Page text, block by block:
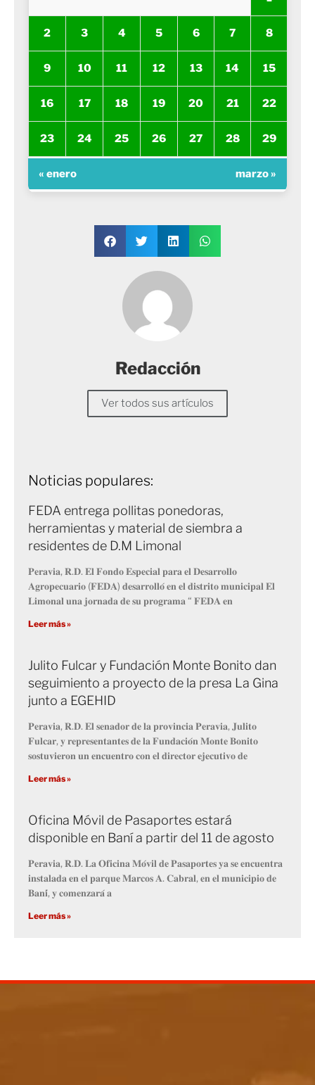
2 3 4 5 6 7 8
9 10 11 12 13 14 15
16 17 18 19 20 21 22
23 24 25 26 27 28 29
« enero marzo »
Redacción
Ver todos sus artículos
Noticias populares:
FEDA entrega pollitas ponedoras,
herramientas y material de siembra a
residentes de D.M Limonal
𝐏𝐞𝐫𝐚𝐯𝐢𝐚, 𝐑.𝐃. 𝐄𝐥 𝐅𝐨𝐧𝐝𝐨 𝐄𝐬𝐩𝐞𝐜𝐢𝐚𝐥 𝐩𝐚𝐫𝐚 𝐞𝐥 𝐃𝐞𝐬𝐚𝐫𝐫𝐨𝐥𝐥𝐨
𝐀𝐠𝐫𝐨𝐩𝐞𝐜𝐮𝐚𝐫𝐢𝐨 (𝐅𝐄𝐃𝐀) 𝐝𝐞𝐬𝐚𝐫𝐫𝐨𝐥𝐥𝐨́ 𝐞𝐧 𝐞𝐥 𝐝𝐢𝐬𝐭𝐫𝐢𝐭𝐨 𝐦𝐮𝐧𝐢𝐜𝐢𝐩𝐚𝐥 𝐄𝐥
𝐋𝐢𝐦𝐨𝐧𝐚𝐥 𝐮𝐧𝐚 𝐣𝐨𝐫𝐧𝐚𝐝𝐚 𝐝𝐞 𝐬𝐮 𝐩𝐫𝐨𝐠𝐫𝐚𝐦𝐚 “ 𝐅𝐄𝐃𝐀 𝐞𝐧
Leer más »
Julito Fulcar y Fundación Monte Bonito dan
seguimiento a proyecto de la presa La Gina
junto a EGEHID
𝐏𝐞𝐫𝐚𝐯𝐢𝐚, 𝐑.𝐃. 𝐄𝐥 𝐬𝐞𝐧𝐚𝐝𝐨𝐫 𝐝𝐞 𝐥𝐚 𝐩𝐫𝐨𝐯𝐢𝐧𝐜𝐢𝐚 𝐏𝐞𝐫𝐚𝐯𝐢𝐚, 𝐉𝐮𝐥𝐢𝐭𝐨
𝐅𝐮𝐥𝐜𝐚𝐫, 𝐲 𝐫𝐞𝐩𝐫𝐞𝐬𝐞𝐧𝐭𝐚𝐧𝐭𝐞𝐬 𝐝𝐞 𝐥𝐚 𝐅𝐮𝐧𝐝𝐚𝐜𝐢𝐨́𝐧 𝐌𝐨𝐧𝐭𝐞 𝐁𝐨𝐧𝐢𝐭𝐨
𝐬𝐨𝐬𝐭𝐮𝐯𝐢𝐞𝐫𝐨𝐧 𝐮𝐧 𝐞𝐧𝐜𝐮𝐞𝐧𝐭𝐫𝐨 𝐜𝐨𝐧 𝐞𝐥 𝐝𝐢𝐫𝐞𝐜𝐭𝐨𝐫 𝐞𝐣𝐞𝐜𝐮𝐭𝐢𝐯𝐨 𝐝𝐞
Leer más »
Oficina Móvil de Pasaportes estará
disponible en Baní a partir del 11 de agosto
𝐏𝐞𝐫𝐚𝐯𝐢𝐚, 𝐑.𝐃. 𝐋𝐚 𝐎𝐟𝐢𝐜𝐢𝐧𝐚 𝐌𝐨́𝐯𝐢𝐥 𝐝𝐞 𝐏𝐚𝐬𝐚𝐩𝐨𝐫𝐭𝐞𝐬 𝐲𝐚 𝐬𝐞 𝐞𝐧𝐜𝐮𝐞𝐧𝐭𝐫𝐚
𝐢𝐧𝐬𝐭𝐚𝐥𝐚𝐝𝐚 𝐞𝐧 𝐞𝐥 𝐩𝐚𝐫𝐪𝐮𝐞 𝐌𝐚𝐫𝐜𝐨𝐬 𝐀. 𝐂𝐚𝐛𝐫𝐚𝐥, 𝐞𝐧 𝐞𝐥 𝐦𝐮𝐧𝐢𝐜𝐢𝐩𝐢𝐨 𝐝𝐞
𝐁𝐚𝐧𝐢́, 𝐲 𝐜𝐨𝐦𝐞𝐧𝐳𝐚𝐫𝐚́ 𝐚
Leer más »